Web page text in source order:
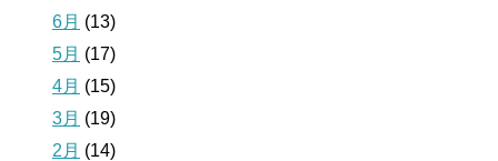
6月 (13)
5月 (17)
4月 (15)
3月 (19)
2月 (14)